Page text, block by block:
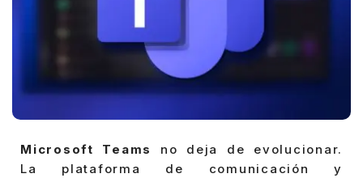
Microsoft Teams
no deja de evolucionar.
La plataforma de comunicación y